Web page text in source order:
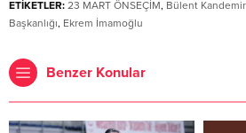
ETİKETLER: 23 MART ÖNSEÇİM, Bülent Kandemir
Başkanlığı, Ekrem İmamoğlu
Benzer Konular